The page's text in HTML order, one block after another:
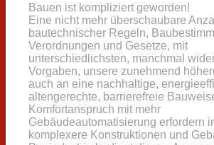
Bauen ist kompliziert geworden!
Eine nicht mehr überschaubare
bautechnischer Regeln,
Verordnungen und Gesetze, mit
unterschiedlichsten, manchmal
Vorgaben, unsere zunehmend
auch an eine nachhaltige,
altengerechte, barrierefreie
Komfortanspruch mit mehr
Gebäudeautomatisierung erfordern
komplexere Konstruktionen und